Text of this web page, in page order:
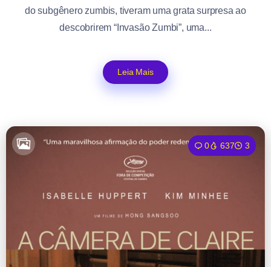
do subgênero zumbis, tiveram uma grata surpresa ao
descobrirem “Invasão Zumbi”, uma...
Leia Mais
0 637 3